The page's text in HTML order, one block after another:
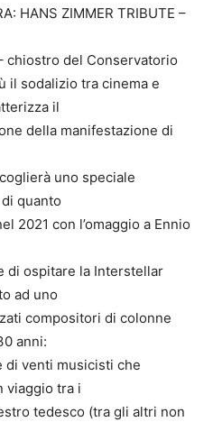
HANS ZIMMER TRIBUTE –
chiostro del Conservatorio
il sodalizio tra cinema e
il
della manifestazione di
uno speciale
quanto
2021 con l’omaggio a Ennio
di ospitare la Interstellar
ad uno
compositori di colonne
anni:
di venti musicisti che
viaggio tra i
tedesco (tra gli altri non